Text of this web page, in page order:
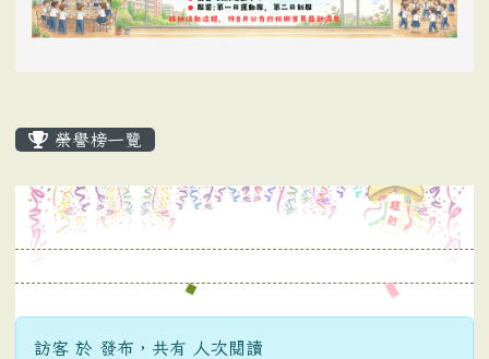
榮譽榜一覽
訪客 於 發布，共有 人次閱讀